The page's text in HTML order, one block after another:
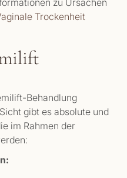
zu Ursachen
Trockenheit
Behandlung
gibt es absolute und
im Rahmen der